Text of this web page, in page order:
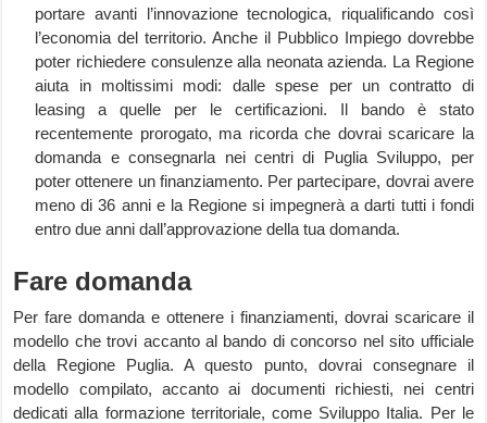
portare avanti l’innovazione tecnologica, riqualificando così
l’economia del territorio. Anche il Pubblico Impiego dovrebbe
poter richiedere consulenze alla neonata azienda. La Regione
aiuta in moltissimi modi: dalle spese per un contratto di
leasing a quelle per le certificazioni. Il bando è stato
recentemente prorogato, ma ricorda che dovrai scaricare la
domanda e consegnarla nei centri di Puglia Sviluppo, per
poter ottenere un finanziamento. Per partecipare, dovrai avere
meno di 36 anni e la Regione si impegnerà a darti tutti i fondi
entro due anni dall’approvazione della tua domanda.
Fare domanda
Per fare domanda e ottenere i finanziamenti, dovrai scaricare il
modello che trovi accanto al bando di concorso nel sito ufficiale
della Regione Puglia. A questo punto, dovrai consegnare il
modello compilato, accanto ai documenti richiesti, nei centri
dedicati alla formazione territoriale, come Sviluppo Italia. Per le